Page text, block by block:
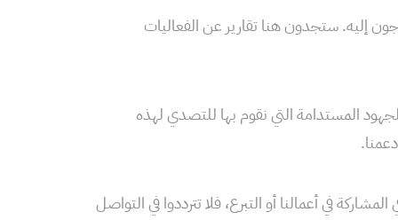
إليه. ستجدون هنا تقارير عن الفعاليات
المستدامة التي نقوم بها للتصدي لهذه
في أعمالنا أو التبرع، فلا تترددوا في التواصل